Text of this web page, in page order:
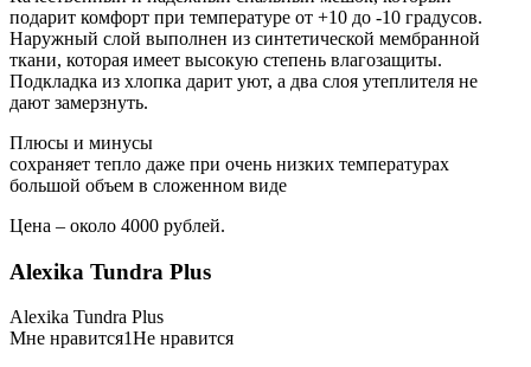
подарит комфорт при температуре от +10 до -10 градусов.
Наружный слой выполнен из синтетической мембранной
ткани, которая имеет высокую степень влагозащиты.
Подкладка из хлопка дарит уют, а два слоя утеплителя не
дают замерзнуть.
Плюсы и минусы
сохраняет тепло даже при очень низких температурах
большой объем в сложенном виде
Цена – около 4000 рублей.
Alexika Tundra Plus
Alexika Tundra Plus
Мне нравится1Не нравится